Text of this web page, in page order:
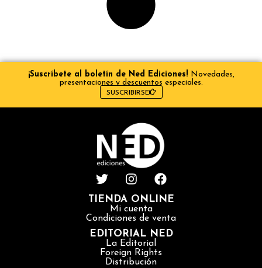
¡Suscríbete al boletín de Ned Ediciones! Novedades,
presentaciones y descuentos especiales.
SUSCRIBIRSE
TIENDA ONLINE
Mi cuenta
Condiciones de venta
EDITORIAL NED
La Editorial
Foreign Rights
Distribución